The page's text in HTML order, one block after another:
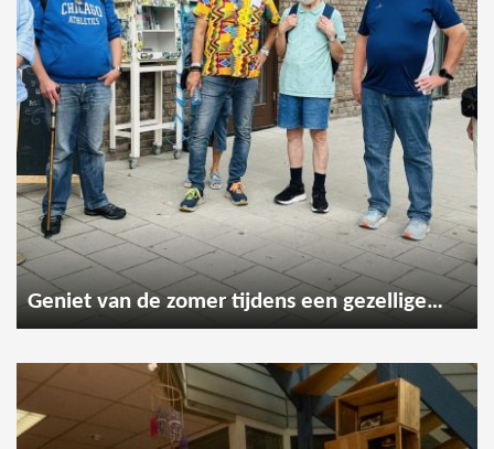
Geniet van de zomer tijdens een gezellige wandeling